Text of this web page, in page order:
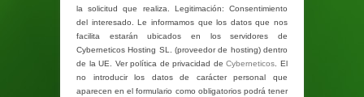
la solicitud que realiza. Legitimación: Consentimiento
del interesado. Le informamos que los datos que nos
facilita estarán ubicados en los servidores de
Cyberneticos Hosting SL. (proveedor de hosting) dentro
de la UE. Ver política de privacidad deCyberneticos . El
no introducir los datos de carácter personal que
aparecen en el formulario como obligatorios podrá tener